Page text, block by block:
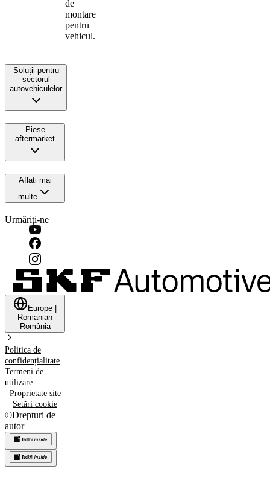
de
montare
pentru
vehicul.
Soluții pentru
sectorul
autovehiculelor
Piese
aftermarket
Aflați mai
multe
Urmăriți-ne
Europe
Romanian
România
Politica de
confidențialitate
Termeni de
utilizare
Proprietate site
Setări cookie
©Drepturi de
autor